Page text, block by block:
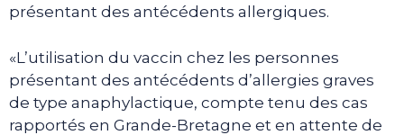
présentant des antécédents allergiques.
«L’utilisation du vaccin chez les personnes
présentant des antécédents d’allergies graves
de type anaphylactique, compte tenu des cas
rapportés en Grande-Bretagne et en attente de